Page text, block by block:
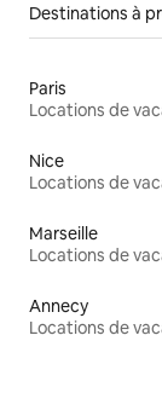
Destinations à
Paris
Locations de
Nice
Locations de
Marseille
Locations de
Annecy
Locations de